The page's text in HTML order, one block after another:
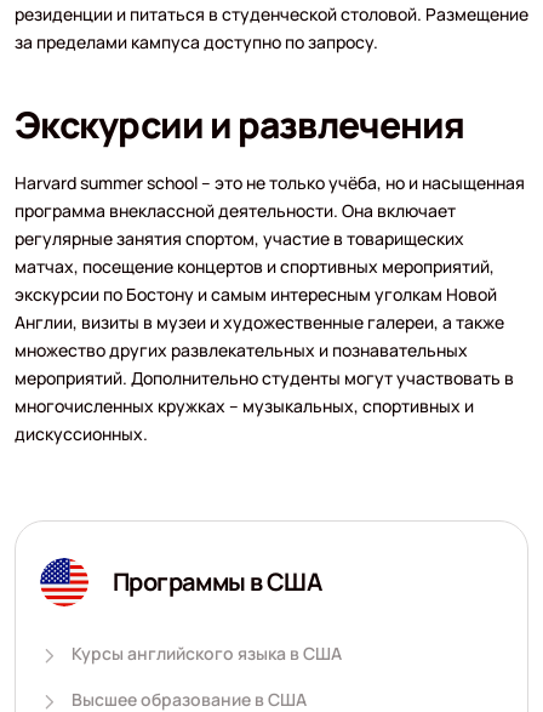
резиденции и питаться в студенческой столовой. Размещение
за пределами кампуса доступно по запросу.
Экскурсии и развлечения
Harvard summer school – это не только учёба, но и насыщенная
программа внеклассной деятельности. Она включает
регулярные занятия спортом, участие в товарищеских
матчах, посещение концертов и спортивных мероприятий,
экскурсии по Бостону и самым интересным уголкам Новой
Англии, визиты в музеи и художественные галереи, а также
множество других развлекательных и познавательных
мероприятий. Дополнительно студенты могут участвовать в
многочисленных кружках – музыкальных, спортивных и
дискуссионных.
Программы в США
Курсы английского языка в США
Высшее образование в США